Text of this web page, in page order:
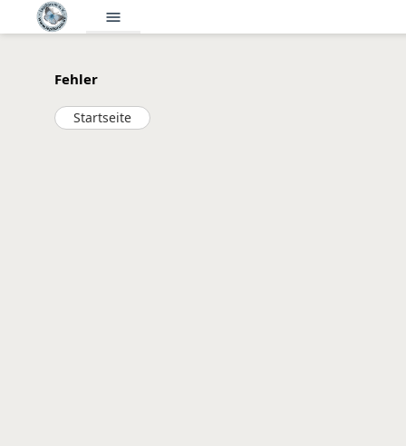
menu
Fehler
Startseite